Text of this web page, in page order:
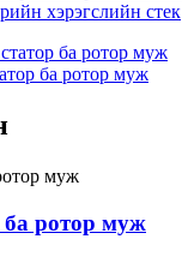
хэрэгслийн стек
ба ротор муж
ба ротор муж